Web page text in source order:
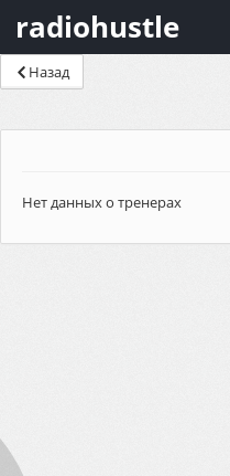
radiohustle
Назад
Нет данных о тренерах